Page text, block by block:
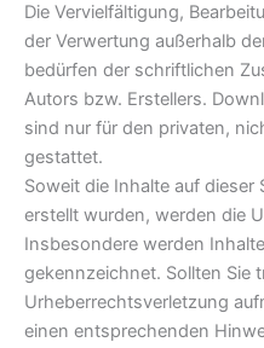
Die Vervielfältigung,
der Verwertung außerhalb
bedürfen der schriftlichen
Autors bzw. Erstellers.
sind nur für den privaten,
gestattet.
Soweit die Inhalte auf dieser
erstellt wurden, werden die
Insbesondere werden
gekennzeichnet. Sollten Sie
Urheberrechtsverletzung
einen entsprechenden